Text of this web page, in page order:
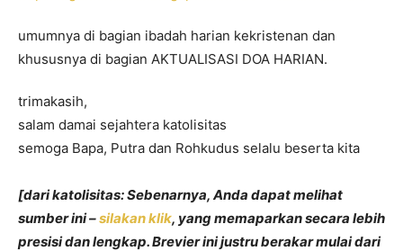
umumnya di bagian ibadah harian kekristenan dan
khususnya di bagian AKTUALISASI DOA HARIAN.
trimakasih,
salam damai sejahtera katolisitas
semoga Bapa, Putra dan Rohkudus selalu beserta kita
[dari katolisitas: Sebenarnya, Anda dapat melihat
sumber ini –silakan klik, yang memaparkan secara lebih
presisi dan lengkap. Brevier ini justru berakar mulai dari